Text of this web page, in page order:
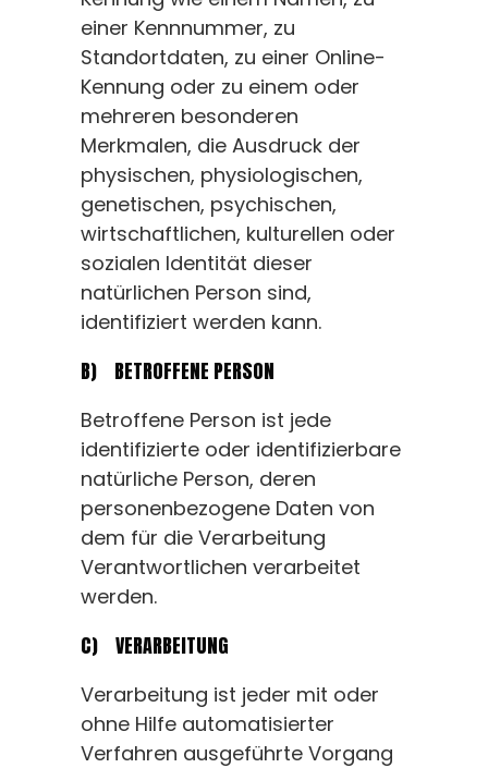
einer Kennnummer, zu
Standortdaten, zu einer Online-
Kennung oder zu einem oder
mehreren besonderen
Merkmalen, die Ausdruck der
physischen, physiologischen,
genetischen, psychischen,
wirtschaftlichen, kulturellen oder
sozialen Identität dieser
natürlichen Person sind,
identifiziert werden kann.
B) BETROFFENE PERSON
Betroffene Person ist jede
identifizierte oder identifizierbare
natürliche Person, deren
personenbezogene Daten von
dem für die Verarbeitung
Verantwortlichen verarbeitet
werden.
C) VERARBEITUNG
Verarbeitung ist jeder mit oder
ohne Hilfe automatisierter
Verfahren ausgeführte Vorgang